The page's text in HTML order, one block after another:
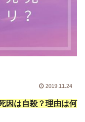
2019.11.24
因は自殺？理由は何